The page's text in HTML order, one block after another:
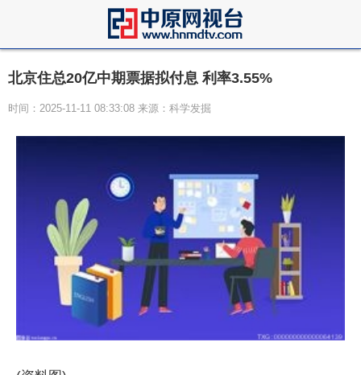
北京住总20亿中期票据拟付息 利率3.55%
时间：2025-11-11 08:33:08 来源：科学发掘